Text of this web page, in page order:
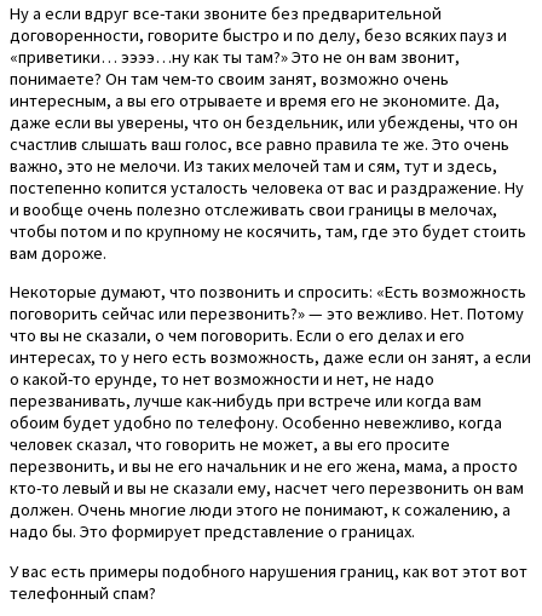
Ну а если вдруг все-таки звоните без предварительной
договоренности, говорите быстро и по делу, безо всяких пауз и
«приветики… ээээ…ну как ты там?» Это не он вам звонит,
понимаете? Он там чем-то своим занят, возможно очень
интересным, а вы его отрываете и время его не экономите. Да,
даже если вы уверены, что он бездельник, или убеждены, что он
счастлив слышать ваш голос, все равно правила те же. Это очень
важно, это не мелочи. Из таких мелочей там и сям, тут и здесь,
постепенно копится усталость человека от вас и раздражение. Ну
и вообще очень полезно отслеживать свои границы в мелочах,
чтобы потом и по крупному не косячить, там, где это будет стоить
вам дороже.
Некоторые думают, что позвонить и спросить: «Есть возможность
поговорить сейчас или перезвонить?» — это вежливо. Нет. Потому
что вы не сказали, о чем поговорить. Если о его делах и его
интересах, то у него есть возможность, даже если он занят, а если
о какой-то ерунде, то нет возможности и нет, не надо
перезванивать, лучше как-нибудь при встрече или когда вам
обоим будет удобно по телефону. Особенно невежливо, когда
человек сказал, что говорить не может, а вы его просите
перезвонить, и вы не его начальник и не его жена, мама, а просто
кто-то левый и вы не сказали ему, насчет чего перезвонить он вам
должен. Очень многие люди этого не понимают, к сожалению, а
надо бы. Это формирует представление о границах.
У вас есть примеры подобного нарушения границ, как вот этот вот
телефонный спам?